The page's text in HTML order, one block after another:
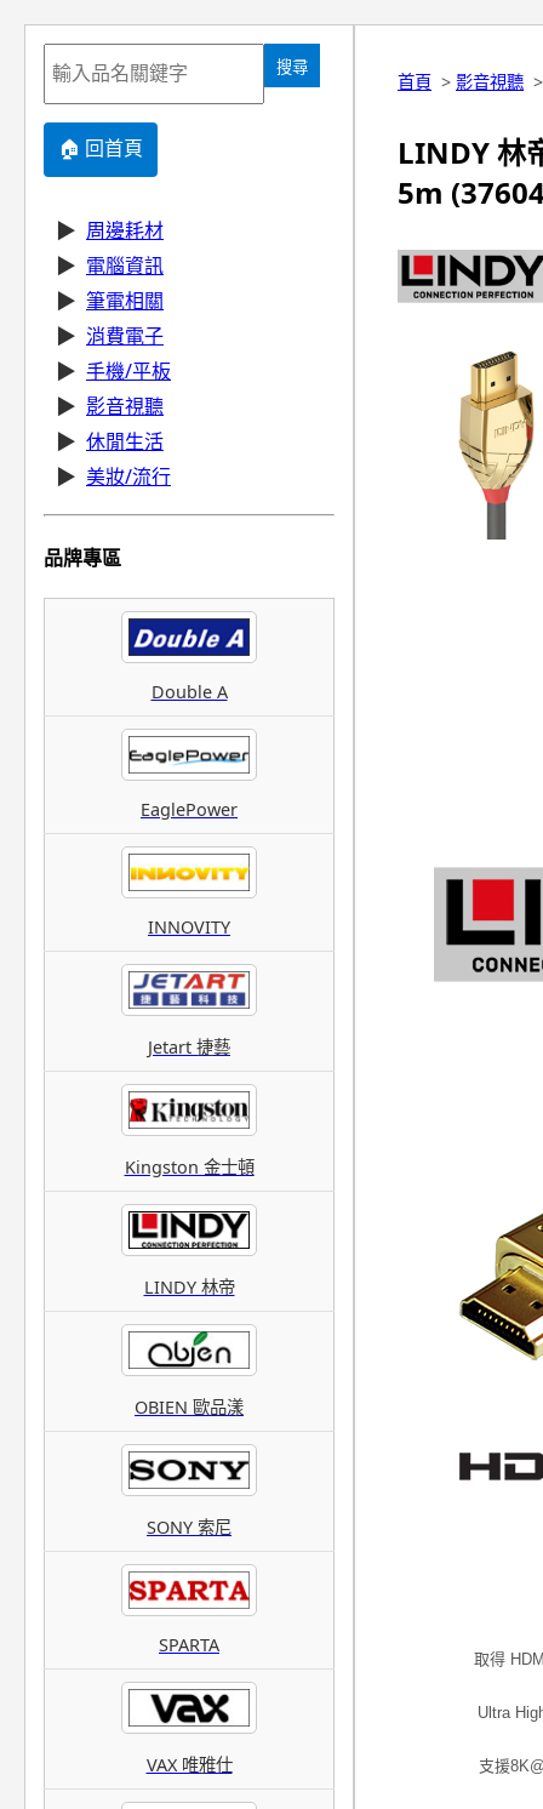
搜尋
🏠 回首頁
▶ 周邊耗材
▶ 電腦資訊
▶ 筆電相關
▶ 消費電子
▶ 手機/平板
▶ 影音視聽
▶ 休閒生活
▶ 美妝/流行
品牌專區
Double A
EaglePower
INNOVITY
Jetart 捷藝
Kingston 金士頓
LINDY 林帝
OBIEN 歐品漾
SONY 索尼
SPARTA
VAX 唯雅仕
首頁 > 影音視聽
LINDY 林
5m
取得
Ultra
支援